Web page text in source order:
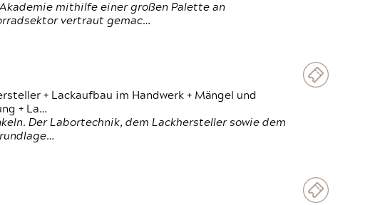
mithilfe einer großen Palette an
vertraut gemac…
+ Lackaufbau im Handwerk + Mängel und
+ La…
Der Labortechnik, dem Lackhersteller sowie dem